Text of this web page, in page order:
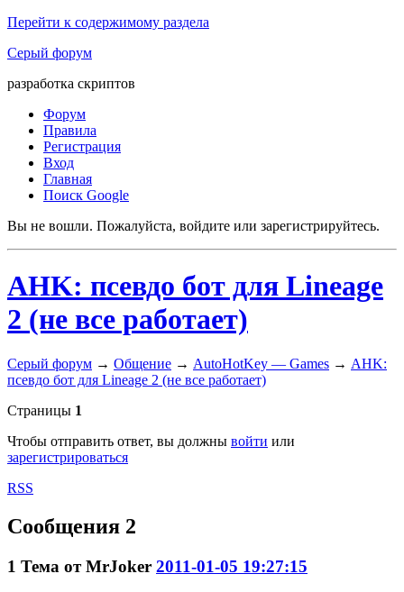
Перейти к содержимому раздела
Серый форум
разработка скриптов
Форум
Правила
Регистрация
Вход
Главная
Поиск Google
Вы не вошли. Пожалуйста, войдите или зарегистрируйтесь.
AHK: псевдо бот для Lineage
2 (не все работает)
Серый форум → Общение → AutoHotKey — Games → AHK:
псевдо бот для Lineage 2 (не все работает)
Страницы 1
Чтобы отправить ответ, вы должны войти или
зарегистрироваться
RSS
Сообщения 2
1 Тема отMrJoker 2011-01-05 19:27:15